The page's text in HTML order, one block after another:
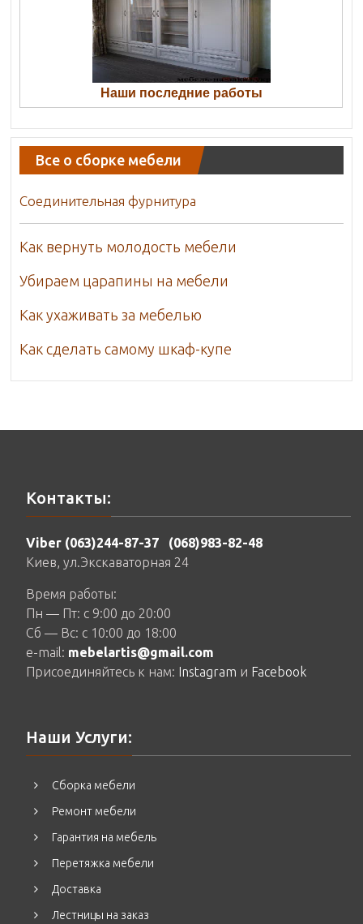
Наши последние работы
Все о сборке мебели
Соединительная фурнитура
Как вернуть молодость мебели
Убираем царапины на мебели
Как ухаживать за мебелью
Как сделать самому шкаф-купе
Контакты:
Viber (063)244-87-37
(068)983-82-48
Киев, ул.Экскаваторная 24
Время работы:
Пн — Пт: c 9:00 до 20:00
Сб — Вс: c 10:00 до 18:00
e-mail: mebelartis@gmail.com
Присоединяйтесь к нам: Instagram и Facebook
Наши Услуги:
Сборка мебели
Ремонт мебели
Гарантия на мебель
Перетяжка мебели
Доставка
Лестницы на заказ